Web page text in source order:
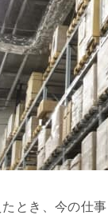
とき、今の仕